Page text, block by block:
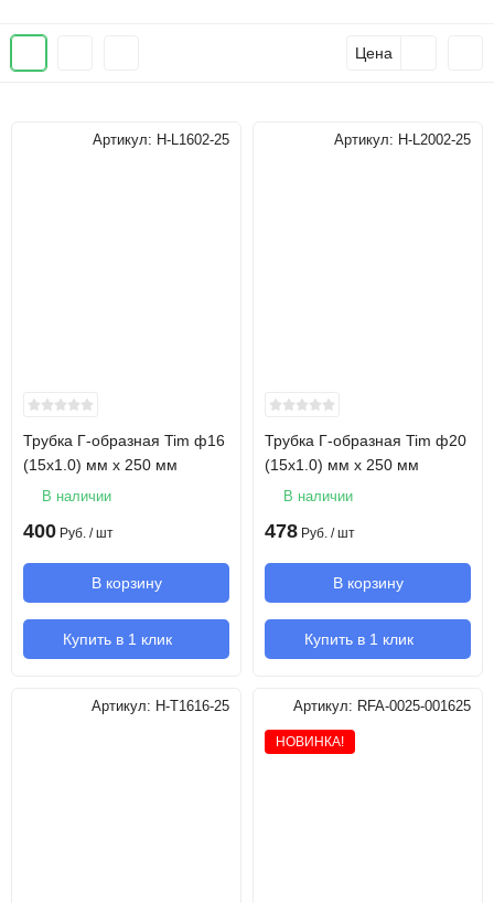
Цена
Артикул: H-L1602-25
Трубка Г-образная Tim ф16
(15х1.0) мм х 250 мм
В наличии
400 Руб. / шт
В корзину
Купить в 1 клик
Артикул: H-L2002-25
Трубка Г-образная Tim ф20
(15х1.0) мм х 250 мм
В наличии
478 Руб. / шт
В корзину
Купить в 1 клик
Артикул: H-T1616-25 Артикул: RFA-0025-001625
НОВИНКА!